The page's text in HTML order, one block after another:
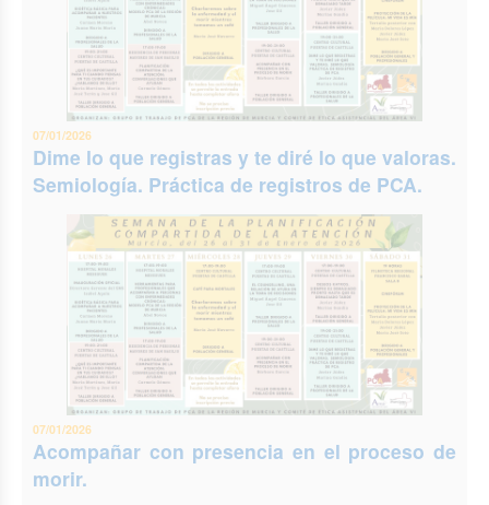
07/01/2026
Dime lo que registras y te diré lo que valoras.
Semiología. Práctica de registros de PCA.
07/01/2026
Acompañar con presencia en el proceso de
morir.